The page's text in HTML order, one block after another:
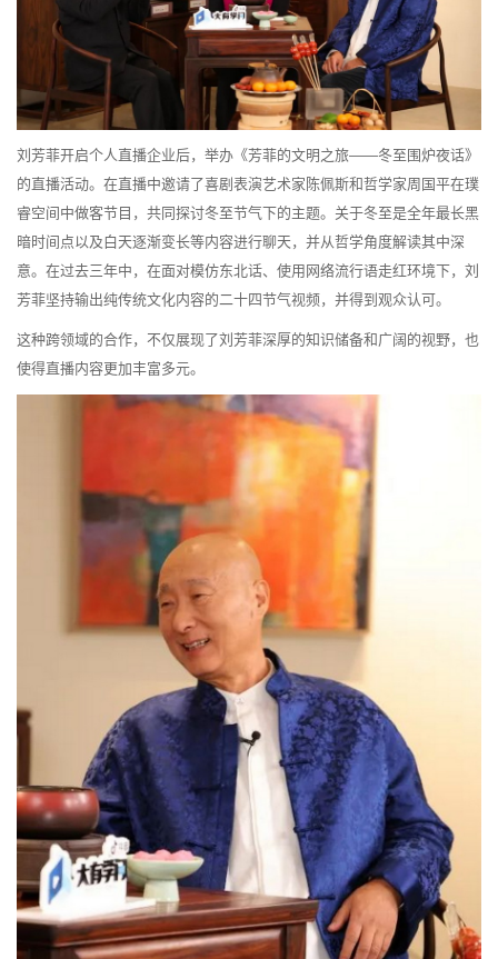
刘芳菲开启个人直播企业后，举办《芳菲的文明之旅——冬至围炉夜话》
的直播活动。在直播中邀请了喜剧表演艺术家陈佩斯和哲学家周国平在璞
睿空间中做客节目，共同探讨冬至节气下的主题。关于冬至是全年最长黑
暗时间点以及白天逐渐变长等内容进行聊天，并从哲学角度解读其中深
意。在过去三年中，在面对模仿东北话、使用网络流行语走红环境下，刘
芳菲坚持输出纯传统文化内容的二十四节气视频，并得到观众认可。
这种跨领域的合作，不仅展现了刘芳菲深厚的知识储备和广阔的视野，也
使得直播内容更加丰富多元。